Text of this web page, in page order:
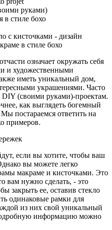
означает окружать себя
и художественными
иметь уникальный дом,
украшениями. Часто
DIY (своими руками)-проектам.
как выглядеть богемный
постараемся ответить на
примеров.
если вы хотите, чтобы ваш
вы можете легко
макраме и кисточками. Это
вам нужно сделать, - это
закрыть ее, оставив стекло
одинаковые рамки для
из них свой уникальный
информацию можно